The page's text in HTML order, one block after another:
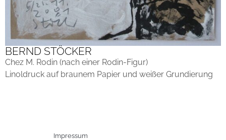
BERND STÖCKER
Chez M. Rodin (nach einer Rodin-Figur)
Linoldruck auf braunem Papier und weißer Grundierung
Impressum